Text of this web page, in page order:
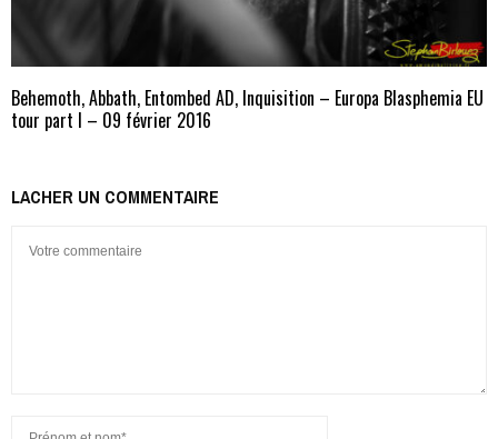
Behemoth, Abbath, Entombed AD, Inquisition – Europa Blasphemia EU
tour part I – 09 février 2016
LACHER UN COMMENTAIRE